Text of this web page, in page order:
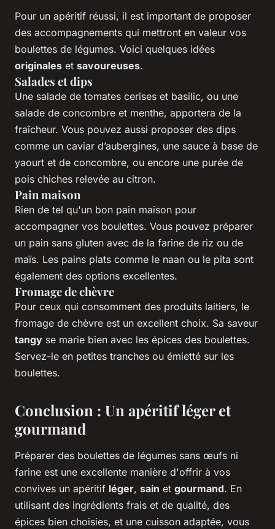
Pour un apéritif réussi, il est important de proposer
des accompagnements qui mettront en valeur vos
boulettes de légumes. Voici quelques idées
originales et savoureuses.
Salades et dips
Une salade de tomates cerises et basilic, ou une
salade de concombre et menthe, apportera de la
fraîcheur. Vous pouvez aussi proposer des dips
comme un caviar d’aubergines, une sauce à base de
yaourt et de concombre, ou encore une purée de
pois chiches relevée au citron.
Pain maison
Rien de tel qu'un bon pain maison pour
accompagner vos boulettes. Vous pouvez préparer
un pain sans gluten avec de la farine de riz ou de
maïs. Les pains plats comme le naan ou le pita sont
également des options excellentes.
Fromage de chèvre
Pour ceux qui consomment des produits laitiers, le
fromage de chèvre est un excellent choix. Sa saveur
tangy se marie bien avec les épices des boulettes.
Servez-le en petites tranches ou émietté sur les
boulettes.
Conclusion : Un apéritif léger et
gourmand
Préparer des boulettes de légumes sans œufs ni
farine est une excellente manière d'offrir à vos
convives un apéritif léger, sain et gourmand. En
utilisant des ingrédients frais et de qualité, des
épices bien choisies, et une cuisson adaptée, vous